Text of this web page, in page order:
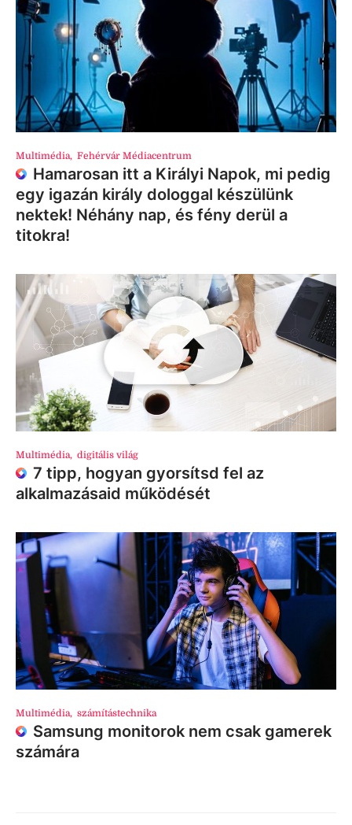
Multimédia, Fehérvár Médiacentrum
Hamarosan itt a Királyi Napok, mi pedig
egy igazán király dologgal készülünk
nektek! Néhány nap, és fény derül a
titokra!
Multimédia, digitális világ
7 tipp, hogyan gyorsítsd fel az
alkalmazásaid működését
Multimédia, számítástechnika
Samsung monitorok nem csak gamerek
számára